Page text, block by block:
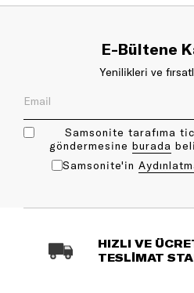
E-Bültene
Yenilikleri ve
Samsonite tarafıma
göndermesine bu rada
Samsonite'in
HIZLI VE
TESLİMAT